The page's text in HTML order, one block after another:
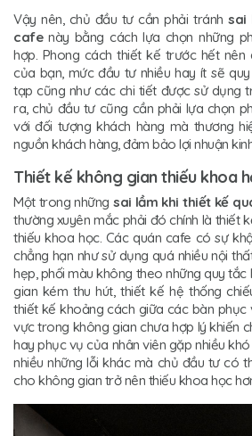
Vậy nên, chủ đầu tư cần phải tránhsai
cafenày bằng cách lựa chọn những
hợp. Phong cách thiết kế trước hết
của bạn, mức đầu tư nhiều hay ít sẽ
tạp cũng như các chi tiết được sử dụng
ra, chủ đầu tư cũng cần phải lựa chọn
với đối tượng khách hàng mà thương
nguồn khách hàng, đảm bảo lợi nhuận
Thiết kế không gian thiếu khoa
Một trong những sai lầm khi thiết kế
thường xuyên mắc phải đó chính là thiết
thiếu khoa học. Các quán cafe có sự
chẳng hạn như sử dụng quá nhiều nội
hẹp, phối màu không theo những quy
gian kém thu hút, thiết kế hệ thống
thiết kế khoảng cách giữa các bàn phục
vực trong không gian chưa hợp lý khiến
hay phục vụ của nhân viên gặp nhiều
nhiều những lỗi khác mà chủ đầu tư có
cho không gian trở nên thiếu khoa học